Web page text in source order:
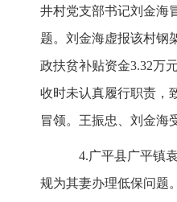
井村党支部书记刘金海
题。刘金海虚报该村钢
政扶贫补贴资金3.32万
收时未认真履行职责，
冒领。王振忠、刘金海
4.广平县广平镇
规为其妻办理低保问题